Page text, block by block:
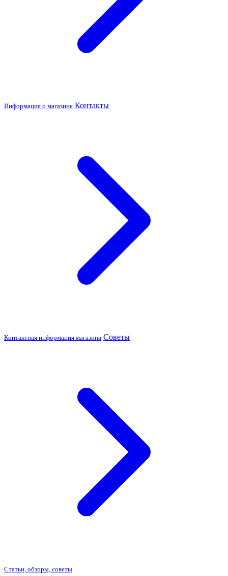
Информация о магазине Контакты
Контактная информация магазина Советы
Статьи, обзоры, советы